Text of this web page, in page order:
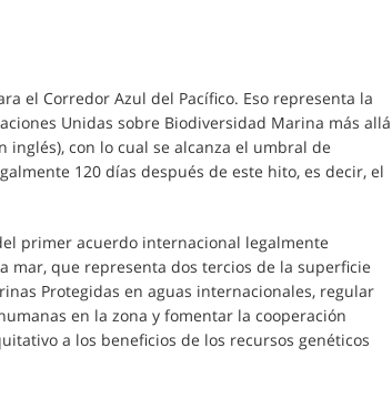
el Corredor Azul del Pacífico. Eso representa la
Unidas sobre Biodiversidad Marina más allá
inglés), con lo cual se alcanza el umbral de
120 días después de este hito, es decir, el
primer acuerdo internacional legalmente
que representa dos tercios de la superficie
Protegidas en aguas internacionales, regular
en la zona y fomentar la cooperación
a los beneficios de los recursos genéticos